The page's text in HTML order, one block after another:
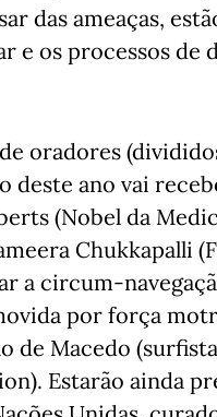
das ameaças,
e os processos de
oradores
deste ano vai
(Nobel da
Chukkapalli
a circum-
por força
de Macedo
Estarão ainda